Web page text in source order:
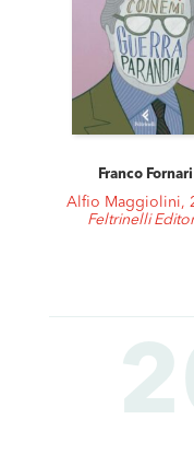
Franco Fornari
Alfio Maggiolini,
Feltrinelli